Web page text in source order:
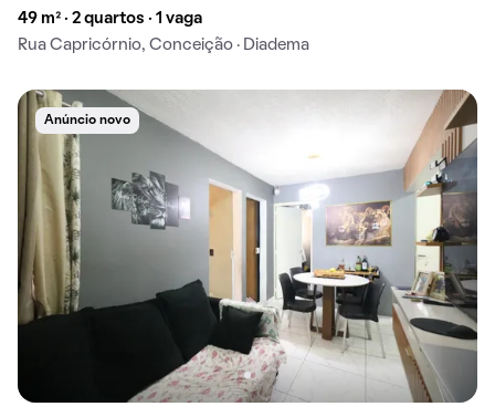
49 m² · 2 quartos · 1 vaga
Rua Capricórnio, Conceição · Diadema
Anúncio novo